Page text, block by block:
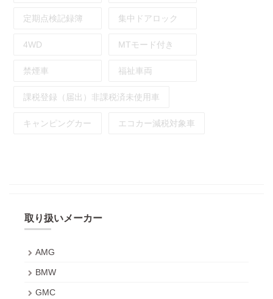
定期点検記録簿 集中ドアロック
4WD MTモード付き
禁煙車 福祉車両
課税登録（届出）非課税済未使用車
キャンピングカー エコカー減税対象車
取り扱いメーカー
AMG
BMW
GMC